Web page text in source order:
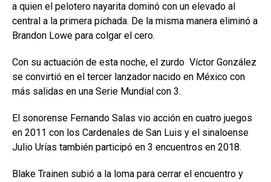
a quien el pelotero nayarita dominó con un elevado al
central a la primera pichada. De la misma manera eliminó a
Brandon Lowe para colgar el cero.
Con su actuación de esta noche, el zurdo Víctor González
se convirtió en el tercer lanzador nacido en México con
más salidas en una Serie Mundial con 3.
El sonorense Fernando Salas vio acción en cuatro juegos
en 2011 con los Cardenales de San Luis y el sinaloense
Julio Urías también participó en 3 encuentros en 2018.
Blake Trainen subió a la loma para cerrar el encuentro y